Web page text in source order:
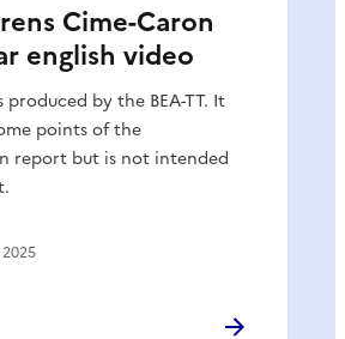
Cime-Caron
english video
produced by the BEA-TT. It
points of the
report but is not intended